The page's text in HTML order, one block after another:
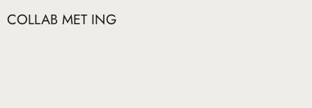
COLLAB MET ING